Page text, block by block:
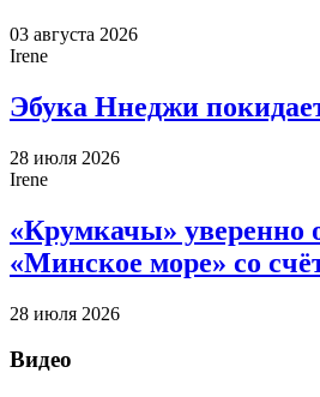
03 августа 2026
Irene
Эбука Ннеджи
28 июля 2026
Irene
«Крумкачы» уверенно
«Минское море» со
28 июля 2026
Видео